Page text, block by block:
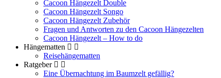
Cacoon Hängezelt Double
Cacoon Hängezelt Songo
Cacoon Hängezelt Zubehör
Fragen und Antworten zu den Cacoon Hängezelten
Cacoon Hängezelt – How to do
Hängematten
Reisehängematten
Ratgeber
Eine Übernachtung im Baumzelt gefällig?